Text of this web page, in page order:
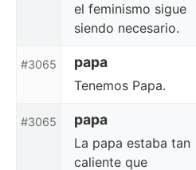
el feminismo sigue
siendo necesario.
#3065 papa
Tenemos Papa.
#3065 papa
La papa estaba tan
caliente que